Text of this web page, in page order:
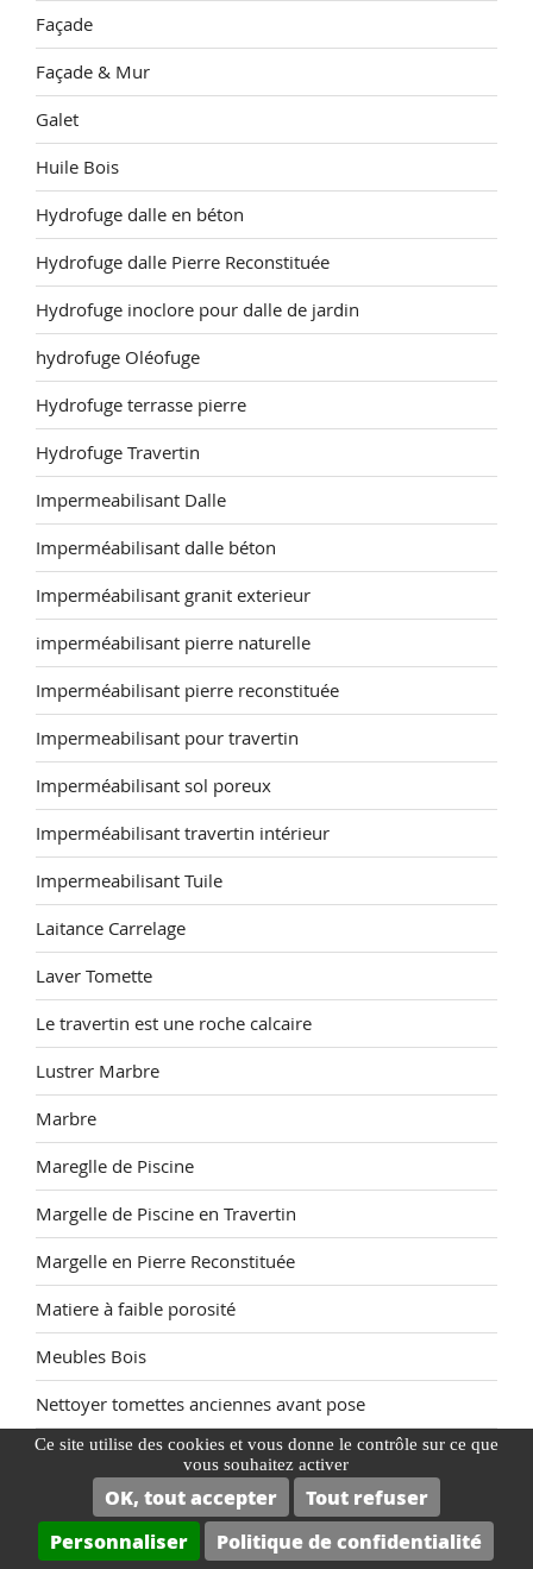
Ce site utilise des cookies et vous donne le contrôle sur ce que
vous souhaitez activer
OK, tout accepter
Tout refuser
Personnaliser
Politique de confidentialité
Façade
Façade & Mur
Galet
Huile Bois
Hydrofuge dalle en béton
Hydrofuge dalle Pierre Reconstituée
Hydrofuge inoclore pour dalle de jardin
hydrofuge Oléofuge
Hydrofuge terrasse pierre
Hydrofuge Travertin
Impermeabilisant Dalle
Imperméabilisant dalle béton
Imperméabilisant granit exterieur
imperméabilisant pierre naturelle
Imperméabilisant pierre reconstituée
Impermeabilisant pour travertin
Imperméabilisant sol poreux
Imperméabilisant travertin intérieur
Impermeabilisant Tuile
Laitance Carrelage
Laver Tomette
Le travertin est une roche calcaire
Lustrer Marbre
Marbre
Mareglle de Piscine
Margelle de Piscine en Travertin
Margelle en Pierre Reconstituée
Matiere à faible porosité
Meubles Bois
Nettoyer tomettes anciennes avant pose
Non classé
Parefeuille
Parquet Bois